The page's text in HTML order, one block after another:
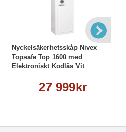
Nyckelsäkerhetsskåp Nivex
Topsafe Top 1600 med
Elektroniskt Kodlås Vit
27 999kr
Läs mer